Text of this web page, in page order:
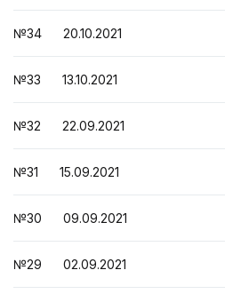
№34 20.10.2021
№33 13.10.2021
№32 22.09.2021
№31 15.09.2021
№30 09.09.2021
№29 02.09.2021